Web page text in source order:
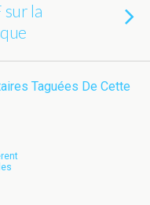
sur la
Taguées De Cette